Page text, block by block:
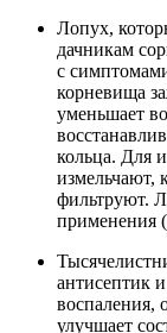
Лопух,
дачникам
с
корневища
уменьшает
кольца. Для
измельчают,
фильтруют.
применения
антисептик
воспаления,
улучшает